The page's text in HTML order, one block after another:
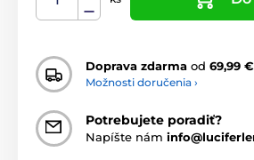
Doprava zdarma od 69,99 €
Možnosti doručenia ›
Potrebujete poradiť?
Napíšte nám